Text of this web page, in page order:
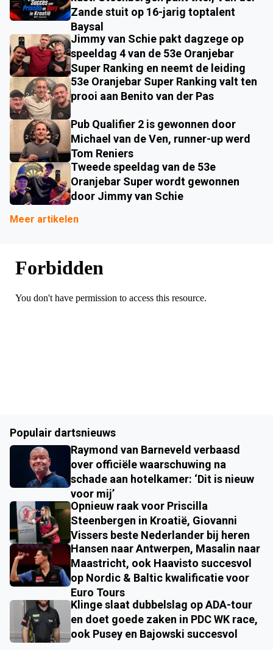
Zande stuit op 16-jarig toptalent
Baysal
Jimmy van Schie pakt dagzege op
speeldag 4 van de 53e Oranjebar
Super Ranking en neemt de leiding
53e Oranjebar Super Ranking valt ten
prooi aan Benito van der Pas
Pub Qualifier 2 is gewonnen door
Michael van de Ven, runner-up werd
Tom Reniers
Tweede speeldag van de 53e
Oranjebar Super wordt gewonnen
door Jimmy van Schie
Meer artikelen
Populair dartsnieuws
Raymond van Barneveld verbaasd
over officiële waarschuwing na
schade aan hotelkamer: ‘Dit is nieuw
voor mij’
Opnieuw raak voor Priscilla
Steenbergen in Kroatië, Giovanni
Vissers beste Nederlander bij heren
Hansen naar Antwerpen, Masalin naar
Maastricht, ook Haavisto succesvol
op Nordic & Baltic kwalificatie voor
Euro Tours
Klinge slaat dubbelslag op ADA-tour
en doet goede zaken in PDC WK race,
ook Pusey en Bajowski succesvol